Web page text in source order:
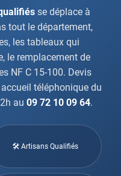
se déplace à
tout le département,
les tableaux qui
le remplacement de
NF C 15-100. Devis
téléphonique du
au 09 72 10 09 64.
🛠 Artisans Qualifiés